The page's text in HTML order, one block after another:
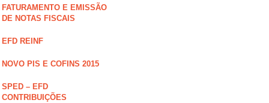
FATURAMENTO E EMISSÃO
DE NOTAS FISCAIS
EFD REINF
NOVO PIS E COFINS 2015
SPED – EFD
CONTRIBUIÇÕES